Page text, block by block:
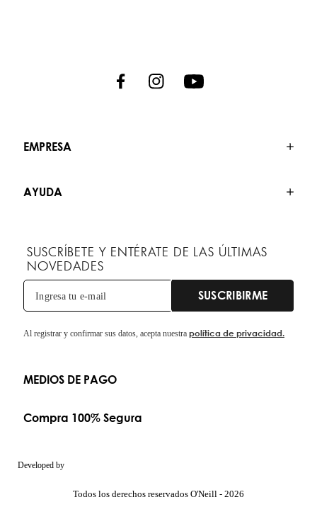
EMPRESA
AYUDA
SUSCRÍBETE Y ENTÉRATE DE LAS ÚLTIMAS
NOVEDADES
SUSCRIBIRME
Al registrar y confirmar sus datos, acepta nuestra política de privacidad.
MEDIOS DE PAGO
Compra 100% Segura
Todos los derechos reservados O'Neill - 2026
Developed by